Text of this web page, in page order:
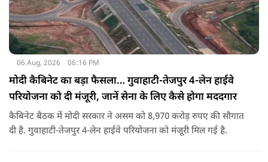
06 Aug, 2026 06:16 PM
मोदी कैबिनेट का बड़ा फैसला… गुवाहाटी-तेजपुर 4-लेन हाईवे
परियोजना को दी मंजूरी, जानें सेना के लिए कैसे होगा मददगार
कैबिनेट बैठक में मोदी सरकार ने असम को 8,970 करोड़ रुपए की सौगात
दी है. गुवाहाटी-तेजपुर 4-लेन हाईवे परियोजना को मंजूरी मिल गई है.